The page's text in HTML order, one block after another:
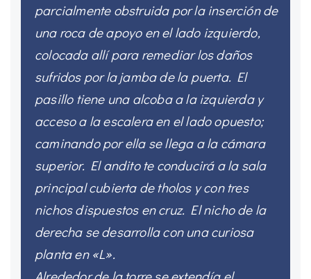
parcialmente obstruida por la inserción de
una roca de apoyo en el lado izquierdo,
colocada allí para remediar los daños
sufridos por la jamba de la puerta. El
pasillo tiene una alcoba a la izquierda y
acceso a la escalera en el lado opuesto;
caminando por ella se llega a la cámara
superior. El andito te conducirá a la sala
principal cubierta de tholos y con tres
nichos dispuestos en cruz. El nicho de la
derecha se desarrolla con una curiosa
planta en «L».